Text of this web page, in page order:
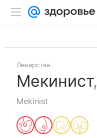
Лекарства
Мекинист,
Mekinist